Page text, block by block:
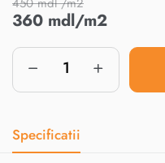
360 mdl/m2
Specificatii